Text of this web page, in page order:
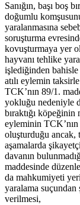
Sanığın, başı boş
doğumlu
yaralanmasına
soruşturma
kovuşturmaya yer
hayvanı tehlike
işlediğinden bahisle
atılı eylemin
TCK’nın 89/1.
yokluğu nedeniyle
bıraktığı
eyleminin
oluşturduğu ancak,
aşamalarda
davanın
maddesinde
da mahkumiyeti
yaralama
verilmesi,